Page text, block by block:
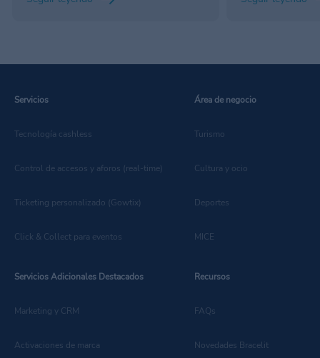
en cada rincón
Servicios
Tecnología cashless
Control de accesos y aforos (real-time)
Ticketing personalizado (Gowtix)
Click & Collect para eventos
Servicios Adicionales Destacados
Marketing y CRM
Activaciones de marca
Área de negocio
Turismo
Cultura y ocio
Deportes
MICE
Recursos
FAQs
Novedades Bracelit